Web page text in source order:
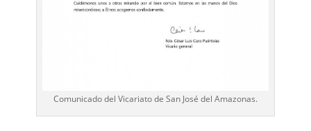
Comunicado del Vicariato de San José del Amazonas.